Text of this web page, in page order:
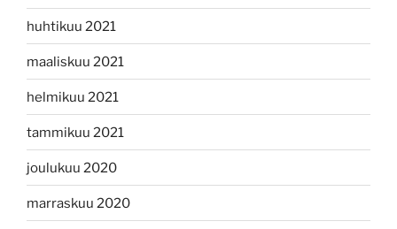
huhtikuu 2021
maaliskuu 2021
helmikuu 2021
tammikuu 2021
joulukuu 2020
marraskuu 2020